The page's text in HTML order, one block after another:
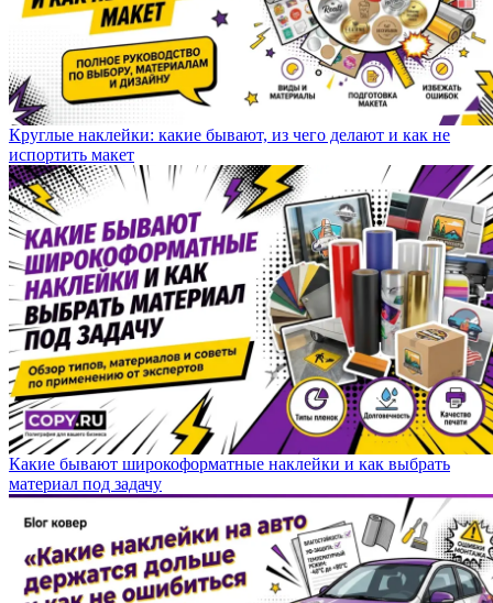
Круглые наклейки: какие бывают, из чего делают и как не
испортить макет
Какие бывают широкоформатные наклейки и как выбрать
материал под задачу